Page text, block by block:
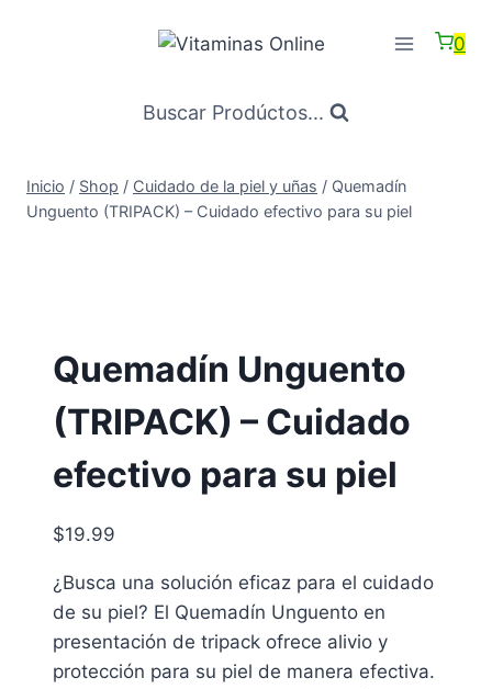
0
Buscar Prodúctos...
Inicio / Shop / Cuidado de la piel y uñas / Quemadín
Unguento (TRIPACK) – Cuidado efectivo para su piel
Quemadín Unguento
(TRIPACK) – Cuidado
efectivo para su piel
$19.99
¿Busca una solución eficaz para el cuidado
de su piel? El Quemadín Unguento en
presentación de tripack ofrece alivio y
protección para su piel de manera efectiva.